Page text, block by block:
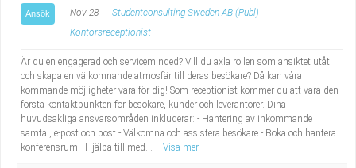
Ansök Nov 28
Studentconsulting Sweden AB (Publ)
Kontorsreceptionist
Är du en engagerad och serviceminded? Vill du axla rollen som ansiktet utåt
och skapa en välkomnande atmosfär till deras besökare? Då kan våra
kommande möjligheter vara för dig! Som receptionist kommer du att vara den
första kontaktpunkten för besökare, kunder och leverantörer. Dina
huvudsakliga ansvarsområden inkluderar: - Hantering av inkommande
samtal, e-post och post - Välkomna och assistera besökare - Boka och hantera
konferensrum - Hjälpa till med...
Visa mer